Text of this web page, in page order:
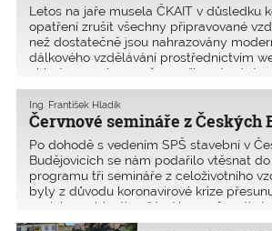
Letos na jaře musela ČKAIT v důsledku
opatření zrušit všechny připravované
než dostatečně jsou nahrazovány
dálkového vzdělávání prostřednictvím
ohledem na úsporu času při cestování
mezi autorizovanými osobami velmi
Červnové semináře z Českých
Ing. František Hladík
Po dohodě s vedením SPŠ stavební v
Budějovicích se nám podařilo vtěsnat
programu tři semináře z celoživotního
byly z důvodu koronavirové krize
novinky v oblasti požární bezpečnosti
dozor stavebníka a odpovědnost